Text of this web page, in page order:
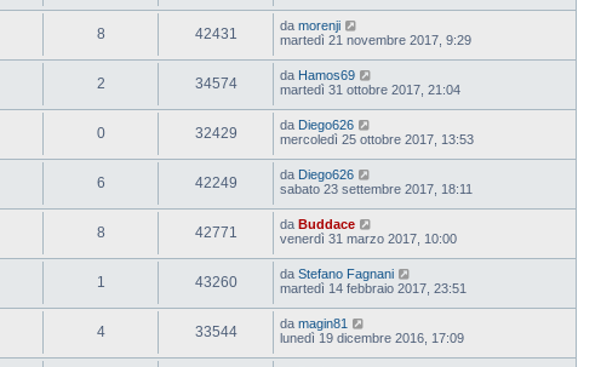
8 42431 da morenji
martedì 21 novembre 2017, 9:29
2 34574 da Hamos69
martedì 31 ottobre 2017, 21:04
0 32429 da Diego626
mercoledì 25 ottobre 2017, 13:53
6 42249 da Diego626
sabato 23 settembre 2017, 18:11
8 42771 da Buddace
venerdì 31 marzo 2017, 10:00
1 43260 da Stefano Fagnani
martedì 14 febbraio 2017, 23:51
4 33544 da magin81
lunedì 19 dicembre 2016, 17:09